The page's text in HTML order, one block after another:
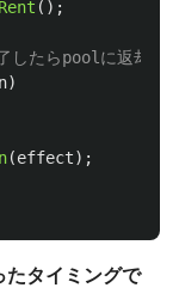
Rent ();
したらpoolに返却す
)
(effect);
たタイミングで